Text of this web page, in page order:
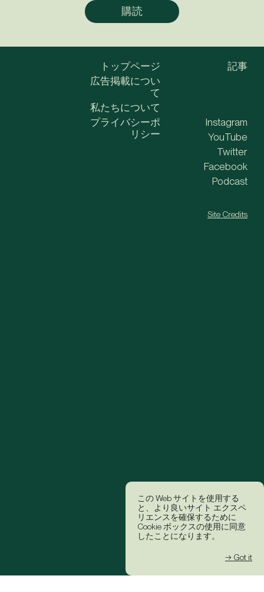
この Web サイトを使用する
と、より良いサイト エクスペ
リエンスを確保するために
Cookie ボックスの使用に同意
したことになります。
→ Got it
トップページ
広告掲載につい
て
私たちについて
記事
プライバシーポ
リシー
Instagram
YouTube
Twitter
Facebook
Podcast
Site Credits